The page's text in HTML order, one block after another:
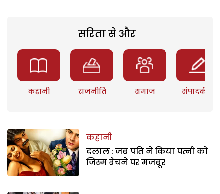
सरिता से और
कहानी राजनीति समाज संपादकीय
कहानी
दलाल : जब पति ने किया पत्नी को
जिस्म बेचने पर मजबूर